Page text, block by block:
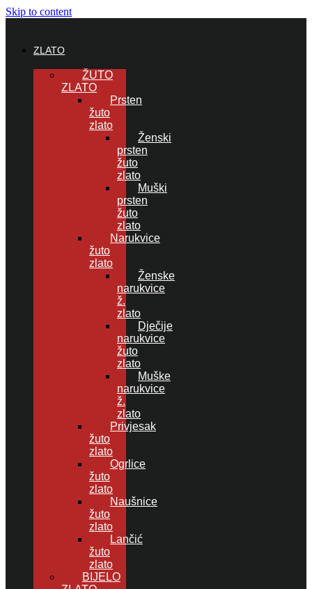
Skip to content
ZLATO
ŽUTO
ZLATO
Prsten
žuto
zlato
Ženski
prsten
žuto
zlato
Muški
prsten
žuto
zlato
Narukvice
žuto
zlato
Ženske
narukvice
ž.
zlato
Dječije
narukvice
žuto
zlato
Muške
narukvice
ž.
zlato
Privjesak
žuto
zlato
Ogrlice
žuto
zlato
Naušnice
žuto
zlato
Lančić
žuto
zlato
BIJELO